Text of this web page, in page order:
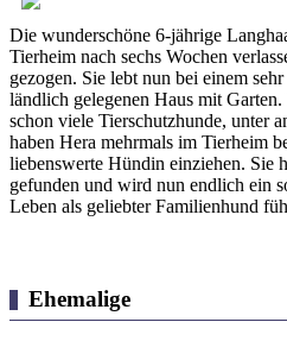
Die wunderschöne 6-jährige
Tierheim nach sechs Wochen
gezogen. Sie lebt nun bei einem
ländlich gelegenen Haus mit
schon viele Tierschutzhunde, unter
haben Hera mehrmals im Tierheim
liebenswerte Hündin einziehen. Sie
gefunden und wird nun endlich ein
Leben als geliebter Familienhund
Ehemalige